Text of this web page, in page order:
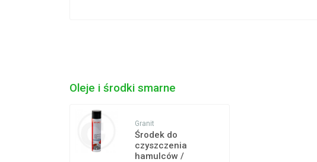
Oleje i środki smarne
Granit
Środek do
czyszczenia
hamulców /